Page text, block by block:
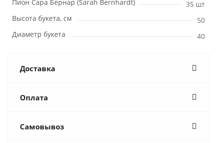
Пион Сара Бернар (Sarah Bernhardt)
35 шт
Высота букета, см
50
Диаметр букета
40
Доставка
Оплата
Самовывоз